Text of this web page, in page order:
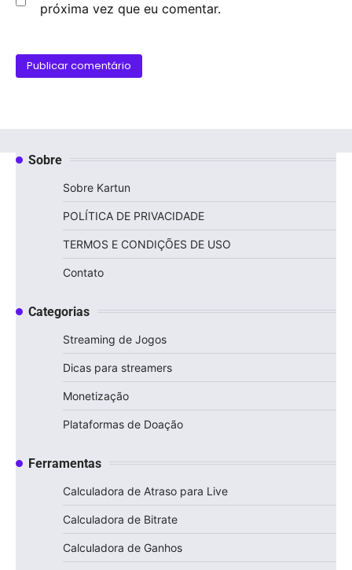
próxima vez que eu comentar.
Sobre
Sobre Kartun
POLÍTICA DE PRIVACIDADE
TERMOS E CONDIÇÕES DE USO
Contato
Categorias
Streaming de Jogos
Dicas para streamers
Monetização
Plataformas de Doação
Ferramentas
Calculadora de Atraso para Live
Calculadora de Bitrate
Calculadora de Ganhos